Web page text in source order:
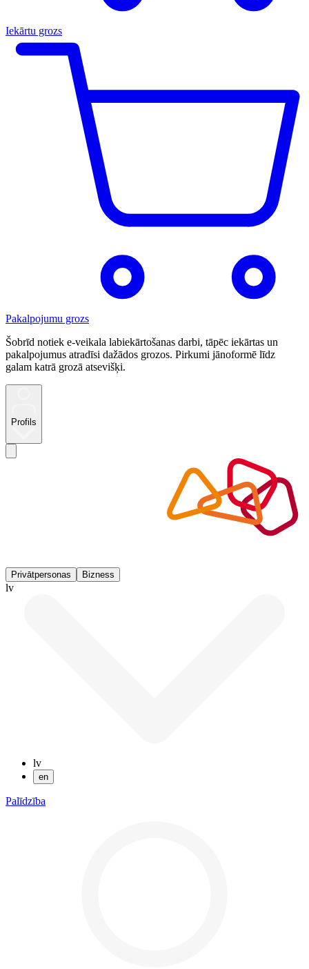
Iekārtu grozs
Pakalpojumu grozs
Šobrīd notiek e-veikala labiekārtošanas darbi, tāpēc iekārtas un
pakalpojumus atradīsi dažādos grozos. Pirkumi jānoformē līdz
galam katrā grozā atsevišķi.
Profils
Privātpersonas Bizness
lv
lv
en
Palīdzība